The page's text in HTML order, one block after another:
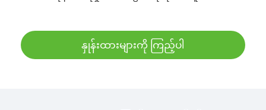
နှုန်းထားများကို ကြည့်ပါ